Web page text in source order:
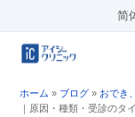
简
ホーム » ブログ » おでき
｜原因・種類・受診のタ